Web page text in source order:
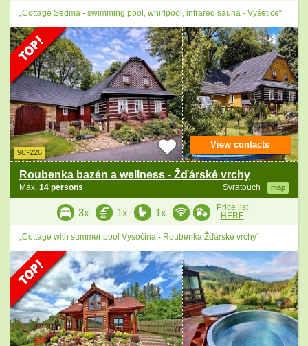
„Cottage Sedma - swimming pool, whirlpool, infrared sauna - Vyšetice“
9C-226
Roubenka bazén a wellness - Žďárské vrchy
Svratouch map
Max. 14 persons
View contacts
3x 1x 1x
Price list
HERE
„Cottage with summer pool Vysočina - Roubenka Žďárské vrchy“